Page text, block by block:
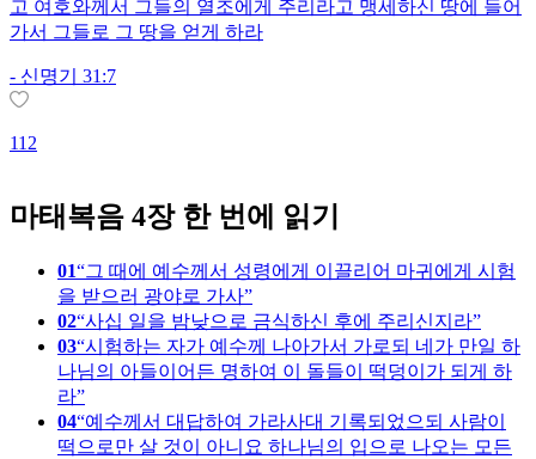
고 여호와께서 그들의 열조에게 주리라고 맹세하신 땅에 들어
가서 그들로 그 땅을 얻게 하라
- 신명기 31:7
112
마태복음 4장 한 번에 읽기
01
그 때에 예수께서 성령에게 이끌리어 마귀에게 시험
을 받으러 광야로 가사
02 사십 일을 밤낮으로 금식하신 후에 주리신지라
03 시험하는 자가 예수께 나아가서 가로되 네가 만일 하
나님의 아들이어든 명하여 이 돌들이 떡덩이가 되게 하
라
04 예수께서 대답하여 가라사대 기록되었으되 사람이
떡으로만 살 것이 아니요 하나님의 입으로 나오는 모든